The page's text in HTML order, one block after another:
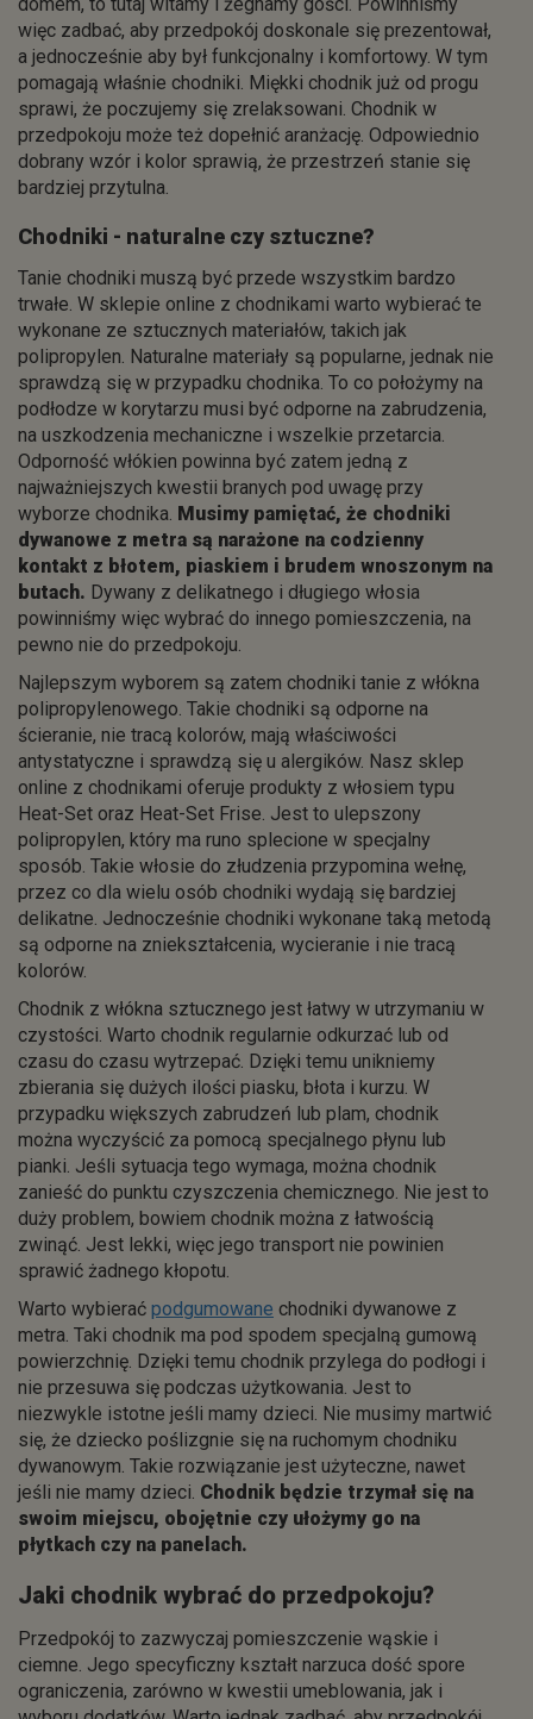
więc zadbać, aby przedpokój doskonale się prezentował,
a jednocześnie aby był funkcjonalny i komfortowy. W tym
pomagają właśnie chodniki. Miękki chodnik już od progu
sprawi, że poczujemy się zrelaksowani. Chodnik w
przedpokoju może też dopełnić aranżację. Odpowiednio
dobrany wzór i kolor sprawią, że przestrzeń stanie się
bardziej przytulna.
Chodniki - naturalne czy sztuczne?
Tanie chodniki muszą być przede wszystkim bardzo
trwałe. W sklepie online z chodnikami warto wybierać te
wykonane ze sztucznych materiałów, takich jak
polipropylen. Naturalne materiały są popularne, jednak nie
sprawdzą się w przypadku chodnika. To co położymy na
podłodze w korytarzu musi być odporne na zabrudzenia,
na uszkodzenia mechaniczne i wszelkie przetarcia.
Odporność włókien powinna być zatem jedną z
najważniejszych kwestii branych pod uwagę przy
wyborze chodnika. Musimy pamiętać, że chodniki
dywanowe z metra są narażone na codzienny
kontakt z błotem, piaskiem i brudem wnoszonym na
butach. Dywany z delikatnego i długiego włosia
powinniśmy więc wybrać do innego pomieszczenia, na
pewno nie do przedpokoju.
Najlepszym wyborem są zatem chodniki tanie z włókna
polipropylenowego. Takie chodniki są odporne na
ścieranie, nie tracą kolorów, mają właściwości
antystatyczne i sprawdzą się u alergików. Nasz sklep
online z chodnikami oferuje produkty z włosiem typu
Heat-Set oraz Heat-Set Frise. Jest to ulepszony
polipropylen, który ma runo splecione w specjalny
sposób. Takie włosie do złudzenia przypomina wełnę,
przez co dla wielu osób chodniki wydają się bardziej
delikatne. Jednocześnie chodniki wykonane taką metodą
są odporne na zniekształcenia, wycieranie i nie tracą
kolorów.
Chodnik z włókna sztucznego jest łatwy w utrzymaniu w
czystości. Warto chodnik regularnie odkurzać lub od
czasu do czasu wytrzepać. Dzięki temu unikniemy
zbierania się dużych ilości piasku, błota i kurzu. W
przypadku większych zabrudzeń lub plam, chodnik
można wyczyścić za pomocą specjalnego płynu lub
pianki. Jeśli sytuacja tego wymaga, można chodnik
zanieść do punktu czyszczenia chemicznego. Nie jest to
duży problem, bowiem chodnik można z łatwością
zwinąć. Jest lekki, więc jego transport nie powinien
sprawić żadnego kłopotu.
Warto wybierać podgumowane chodniki dywanowe z
metra. Taki chodnik ma pod spodem specjalną gumową
powierzchnię. Dzięki temu chodnik przylega do podłogi i
nie przesuwa się podczas użytkowania. Jest to
niezwykle istotne jeśli mamy dzieci. Nie musimy martwić
się, że dziecko poślizgnie się na ruchomym chodniku
dywanowym. Takie rozwiązanie jest użyteczne, nawet
jeśli nie mamy dzieci. Chodnik będzie trzymał się na
swoim miejscu, obojętnie czy ułożymy go na
płytkach czy na panelach.
Jaki chodnik wybrać do przedpokoju?
Przedpokój to zazwyczaj pomieszczenie wąskie i
ciemne. Jego specyficzny kształt narzuca dość spore
ograniczenia, zarówno w kwestii umeblowania, jak i